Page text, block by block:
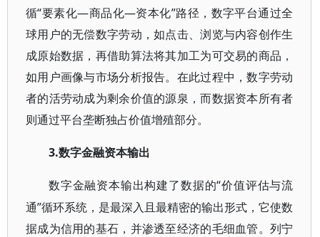
循“要素化—商品化—资本化”路径，数字平台通过全
球用户的无偿数字劳动，如点击、浏览与内容创作生
成原始数据，再借助算法将其加工为可交易的商品，
如用户画像与市场分析报告。在此过程中，数字劳动
者的活劳动成为剩余价值的源泉，而数据资本所有者
则通过平台垄断独占价值增殖部分。
3.数字金融资本输出
数字金融资本输出构建了数据的“价值评估与流
通”循环系统，是最深入且最精密的输出形式，它使数
据成为信用的基石，并渗透至经济的毛细血管。列宁